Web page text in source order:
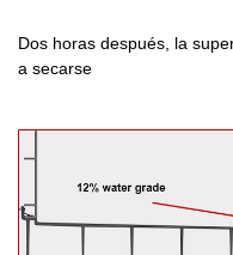
Dos horas después, la
a secarse